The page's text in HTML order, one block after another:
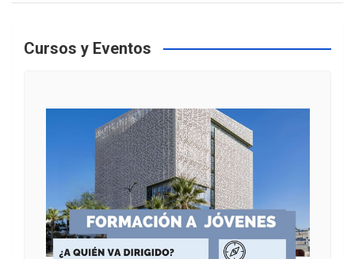
Cursos y Eventos